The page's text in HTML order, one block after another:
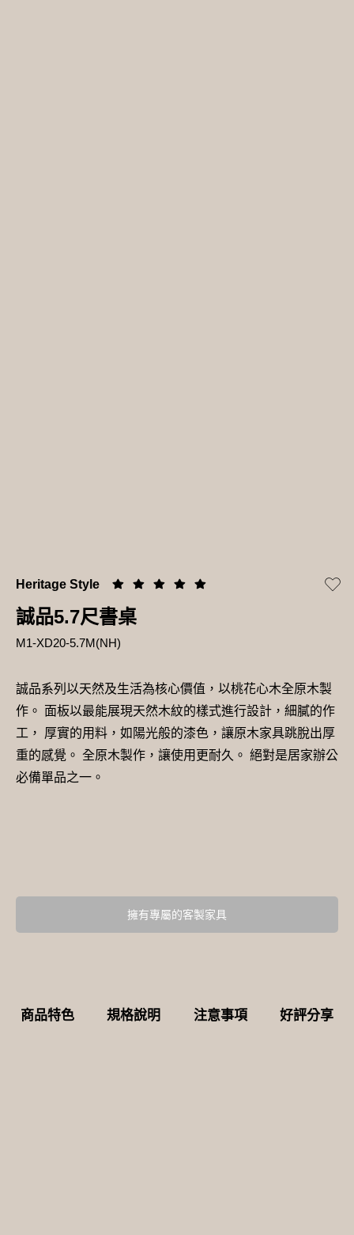
Heritage Style
誠品5.7尺書桌
M1-XD20-5.7M(NH)
誠品系列以天然及生活為核心價值，以桃花心木全原木製
作。 面板以最能展現天然木紋的樣式進行設計，細膩的作
工， 厚實的用料，如陽光般的漆色，讓原木家具跳脫出厚
重的感覺。 全原木製作，讓使用更耐久。 絕對是居家辦公
必備單品之一。
擁有專屬的客製家具
商品特色 規格說明 注意事項 好評分享